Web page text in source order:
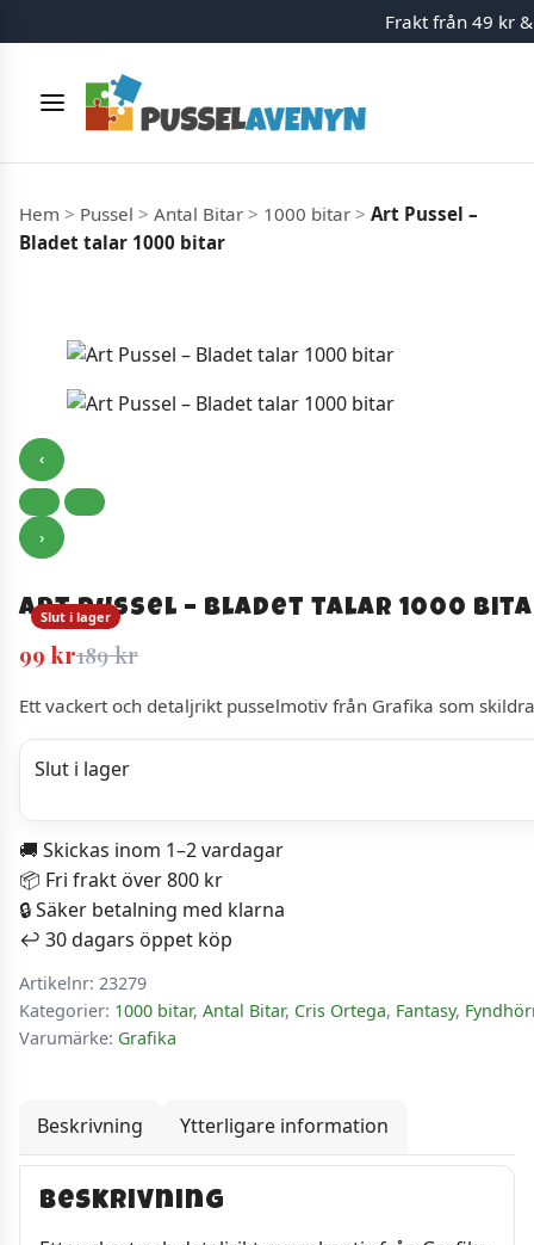
Hoppa till innehåll
Frakt från 49 kr
Meny
Hem > Pussel > Antal Bitar > 1000 bitar > Art Pussel –
Bladet talar 1000 bitar
‹
›
Art Pussel – Bladet talar 1000
189krDet
priset
99 kr
Det
priset
Slut i lager
Ett vackert och detaljrikt pusselmotiv från Grafika som
Slut i lager
🚚 Skickas inom 1–2 vardagar
📦 Fri frakt över 800 kr
🔒 Säker betalning med klarna
↩️ 30 dagars öppet köp
Artikelnr: 23279
Kategorier: 1000 bitar, Antal Bitar, Cris Ortega, Fantasy,
Varumärke: Grafika
Beskrivning Ytterligare information
Beskrivning